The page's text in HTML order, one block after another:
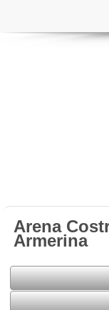
Arena
Armerina